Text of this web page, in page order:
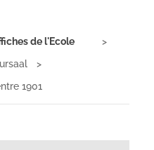
de l'Ecole
1901